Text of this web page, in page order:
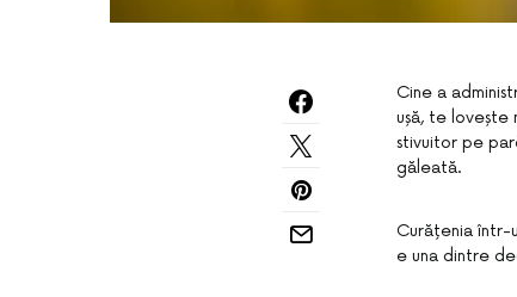
Cine a
ușă, te lovește
stivuitor pe
găleată.
Curățenia într-
e una dintre